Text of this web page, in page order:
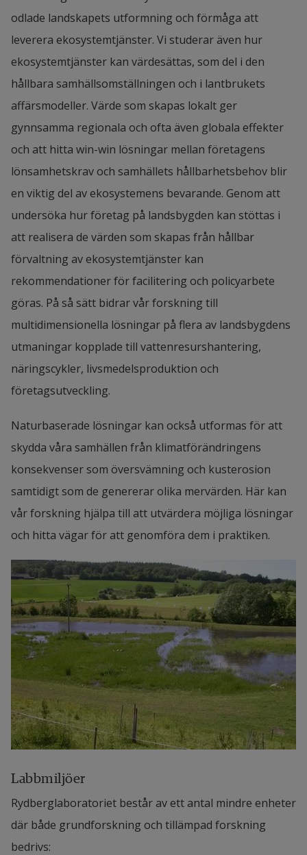
odlade landskapets utformning och förmåga att
leverera ekosystemtjänster. Vi studerar även hur
ekosystemtjänster kan värdesättas, som del i den
hållbara samhällsomställningen och i lantbrukets
affärsmodeller. Värde som skapas lokalt ger
gynnsamma regionala och ofta även globala effekter
och att hitta win-win lösningar mellan företagens
lönsamhetskrav och samhällets hållbarhetsbehov blir
en viktig del av ekosystemens bevarande. Genom att
undersöka hur företag på landsbygden kan stöttas i
att realisera de värden som skapas från hållbar
förvaltning av ekosystemtjänster kan
rekommendationer för facilitering och policyarbete
göras. På så sätt bidrar vår forskning till
multidimensionella lösningar på flera av landsbygdens
utmaningar kopplade till vattenresurshantering,
näringscykler, livsmedelsproduktion och
företagsutveckling.
Naturbaserade lösningar kan också utformas för att
skydda våra samhällen från klimatförändringens
konsekvenser som översvämning och kusterosion
samtidigt som de genererar olika mervärden. Här kan
vår forskning hjälpa till att utvärdera möjliga lösningar
och hitta vägar för att genomföra dem i praktiken.
Labbmiljöer
Rydberglaboratoriet består av ett antal mindre enheter
där både grundforskning och tillämpad forskning
bedrivs: